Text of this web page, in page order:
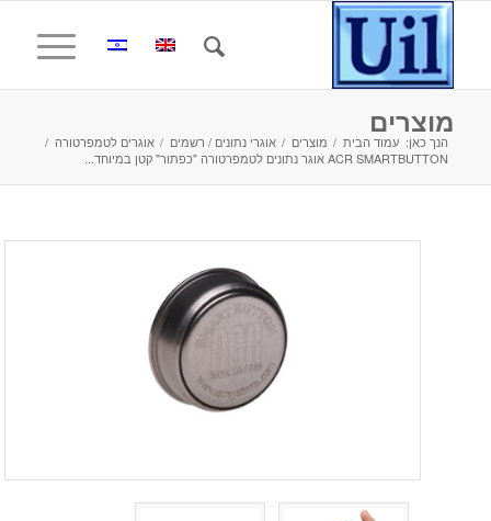
מוצרים
הנך כאן: עמוד הבית / מוצרים / אוגרי נתונים / רשמים / אוגרים לטמפרטורה /
ACR SMARTBUTTON אוגר נתונים לטמפרטורה "כפתור" קטן במיוחד...